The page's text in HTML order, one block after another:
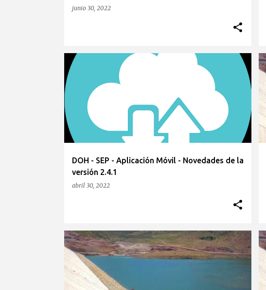
junio 30, 2022
DOH - SEP - Aplicación Móvil - Novedades de la
versión 2.4.1
abril 30, 2022